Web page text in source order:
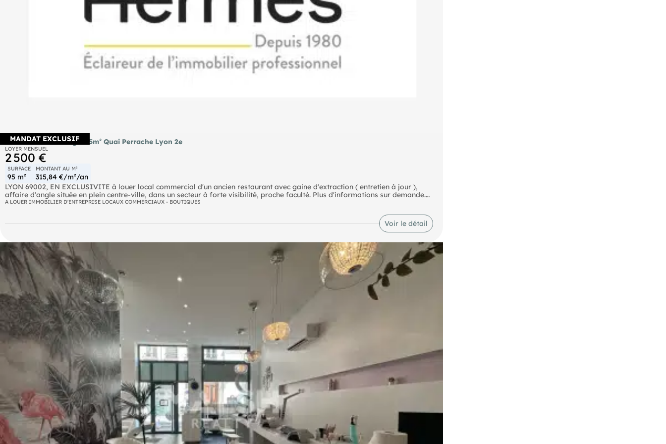
MANDAT EXCLUSIF
Location local d'angle 95m² Quai Perrache Lyon 2e
LOYER MENSUEL
2 500 €
SURFACE
95 m²
MONTANT AU M²
315,84 €/m²/an
LYON 69002, EN EXCLUSIVITE à louer local commercial d'un ancien restaurant avec gaine d'extraction ( entretien à jour ),
affaire d'angle située en plein centre-ville, dans un secteur à forte visibilité, proche faculté. Plus d'informations sur demande.
Dossier complet disponible après premier échange. Local disponible fin octobre.
A LOUER IMMOBILIER D'ENTREPRISE LOCAUX COMMERCIAUX - BOUTIQUES
Voir le détail